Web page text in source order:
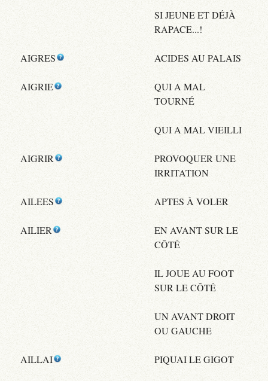
SI JEUNE ET DÉJÀ
RAPACE...!
AIGRES ACIDES AU PALAIS
AIGRIE
QUI A MAL
TOURNÉ
QUI A MAL VIEILLI
AIGRIR
PROVOQUER UNE
IRRITATION
AILEES APTES À VOLER
AILIER
EN AVANT SUR LE
CÔTÉ
IL JOUE AU FOOT
SUR LE CÔTÉ
UN AVANT DROIT
OU GAUCHE
AILLAI PIQUAI LE GIGOT